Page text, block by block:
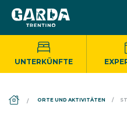
UNTERKÜNFTE
ORTE UND AKTIVITÄTEN